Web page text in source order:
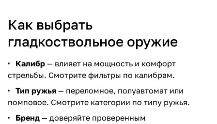
Как выбрать
гладкоствольное оружие
Калибр — влияет на мощность и комфорт
стрельбы. Смотрите фильтры по калибрам.
Тип ружья — переломное, полуавтомат или
помповое. Смотрите категории по типу ружья.
Бренд — доверяйте проверенным